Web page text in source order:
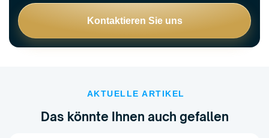
Kontaktieren Sie uns
AKTUELLE ARTIKEL
Das könnte Ihnen auch gefallen